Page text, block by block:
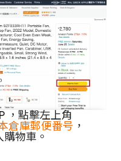
，點擊左上角
倉庫郵便番号 ，
物車。